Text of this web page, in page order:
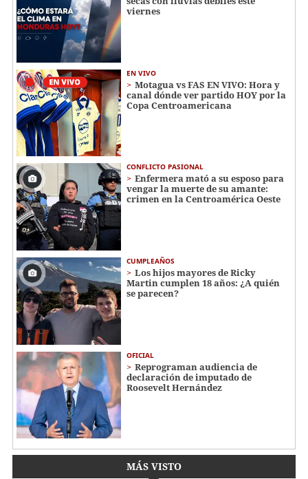
viernes
EN VIVO
Motagua vs FAS EN VIVO: Hora y
canal dónde ver partido HOY por la
Copa Centroamericana
CONFLICTO PASIONAL
Enfermera mató a su esposo para
vengar la muerte de su amante:
crimen en la Centroamérica Oeste
CUMPLEAÑOS
Los hijos mayores de Ricky
Martin cumplen 18 años: ¿A quién
se parecen?
OFICIAL
Reprograman audiencia de
declaración de imputado de
Roosevelt Hernández
MÁS VISTO